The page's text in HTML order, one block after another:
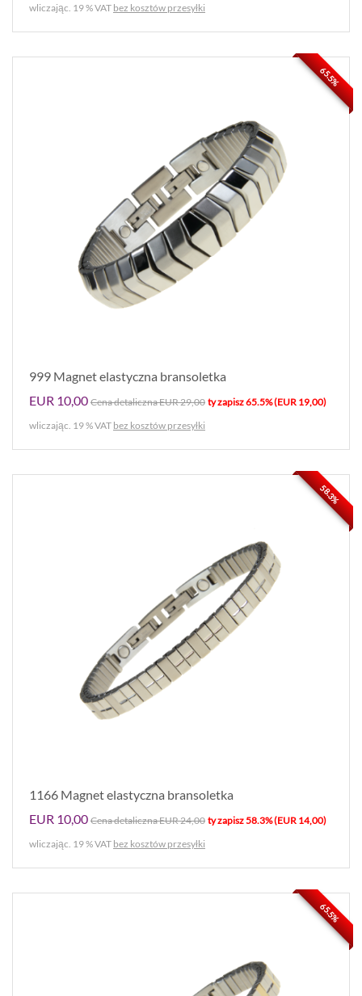
wliczając. 19 % VAT bez kosztów przesyłki
999 Magnet elastyczna bransoletka
EUR 10,00 Cena detaliczna EUR 29,00 ty zapisz 65.5% (EUR 19,00)
wliczając. 19 % VAT bez kosztów przesyłki
65.5%
1166 Magnet elastyczna bransoletka
EUR 10,00 Cena detaliczna EUR 24,00 ty zapisz 58.3% (EUR 14,00)
wliczając. 19 % VAT bez kosztów przesyłki
58.3%
65.5%